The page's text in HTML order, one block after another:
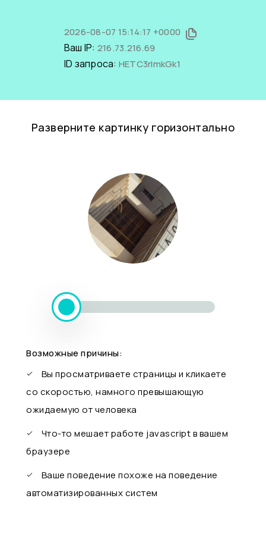
2026-08-07 15:14:17 +0000
Ваш IP: 216.73.216.69
ID запроса: HETC3rImkGk1
Разверните картинку горизонтально
Возможные причины:
Вы просматриваете страницы и кликаете
со скоростью, намного превышающую
ожидаемую от человека
Что-то мешает работе javascript в вашем
браузере
Ваше поведение похоже на поведение
автоматизированных систем